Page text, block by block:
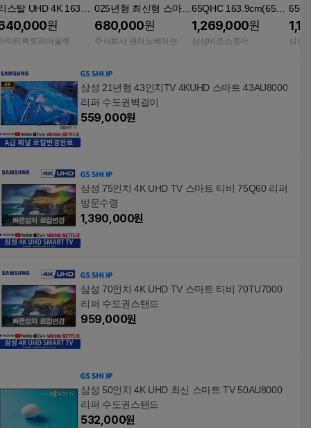
스탈 UHD 4K 163cm
인치) LED 스마트
비 수도권 스탠드
원
이티팩토리아울렛
025년형 최신형 스마트
4K UHD TV 65U8000
스탠드 기본설치
680,000원
주식회사 원이노베이션
65QHC 163.9cm(65인
치) LH65QHCEBGCXK
R DID 세로지원 매장
1,269,000원
삼성비즈스토어
치)
R
삼성
삼성 21년형 43인치TV 4KUHD 스마트 43AU8000
리퍼 수도권벽걸이
559,000원
삼성 75인치 4K UHD TV 스마트 티비 75Q60 리퍼
방문수령
1,390,000원
삼성 70인치 4K UHD TV 스마트 티비 70TU7000
리퍼 수도권스탠드
959,000원
삼성 50인치 4K UHD 최신 스마트 TV 50AU8000
리퍼 수도권스탠드
532,000원